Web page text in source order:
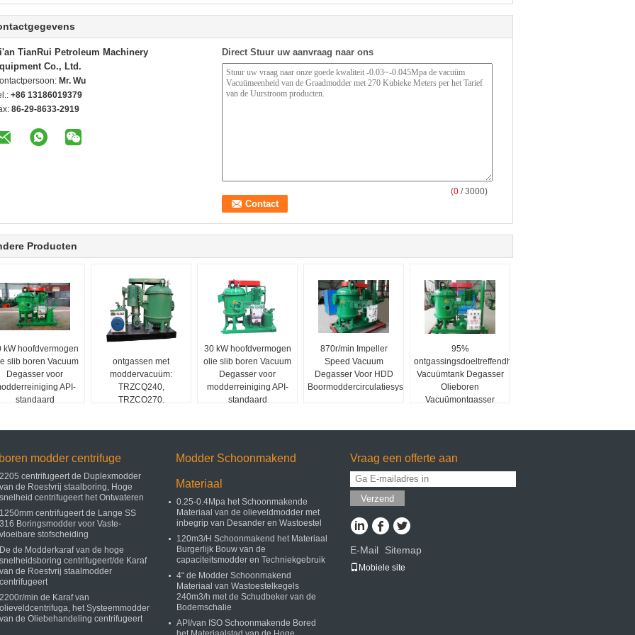
TianRui Petroleum Machinery
Co., Ltd.
Mr. Wu
+86 13186019379
86-29-8633-2919
Direct Stuur uw aanvraag naar ons
(0 / 3000)
Producten
kW hoofdvermogen
slib boren Vacuum
Degasser voor
API-
standaard
ontgassen met
moddervacuüm:
TRZCQ240,
TRZCQ270,
30 kW hoofdvermogen
olie slib boren Vacuum
Degasser voor
modderreiniging API-
standaard
870r/min Impeller
Speed Vacuum
Degasser Voor HDD
Boormoddercirculatiesysteem
95%
ontgassingsdoeltreffendheid
Vacuümtank Degasser
Olieboren
Vacuümontgasser
boren modder centrifuge
2205 centrifugeert de Duplexmodder
van de Roestvrij staalboring, Hoge
snelheid centrifugeert het Ontwateren
1250mm centrifugeert de Lange SS
316 Boringsmodder voor Vaste-
vloeibare stofscheiding
De de Modderkaraf van de hoge
snelheidsboring centrifugeert/de Karaf
van de Roestvrij staalmodder
centrifugeert
2200r/min de Karaf van
olieveldcentrifuga, het Systeemmodder
van de Oliebehandeling centrifugeert
Modder Schoonmakend
Materiaal
0.25-0.4Mpa het Schoonmakende
Materiaal van de olieveldmodder met
inbegrip van Desander en Wastoestel
120m3/H Schoonmakend het Materiaal
Burgerlijk Bouw van de
capaciteitsmodder en Techniekgebruik
4“ de Modder Schoonmakend
Materiaal van Wastoestelkegels
240m3/h met de Schudbeker van de
Bodemschalie
API/van ISO Schoonmakende Bored
Vraag een offerte aan
Verzend
E-Mail Sitemap
Mobiele site